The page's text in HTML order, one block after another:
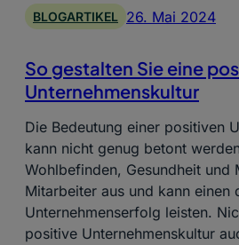
BLOGARTIKEL 26. Mai 2024
So gestalten Sie eine
Unternehmenskultur
Die Bedeutung einer positiven
kann nicht genug betont
Wohlbefinden, Gesundheit und
Mitarbeiter aus und kann einen
Unternehmenserfolg leisten.
positive Unternehmenskultur